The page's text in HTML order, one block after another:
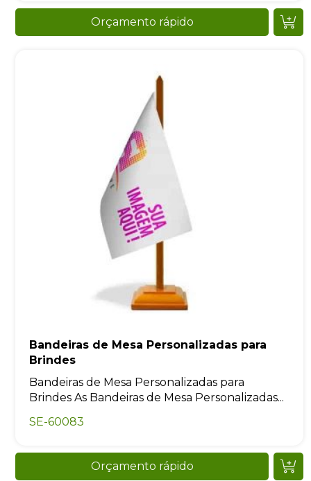
Orçamento rápido
Bandeiras de Mesa Personalizadas para
Brindes
Bandeiras de Mesa Personalizadas para
Brindes As Bandeiras de Mesa Personalizadas...
SE-60083
Orçamento rápido